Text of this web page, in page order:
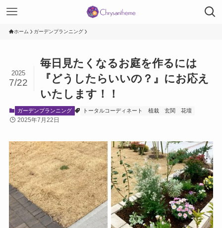
ホーム ガーデンプランニング
毎日見たくなるお庭を作るには
『どうしたらいいの？』にお応え
いたします！！
2025
7/22
ガーデンプランニング トータルコーディネート 植栽 玄関 花壇
2025年7月22日